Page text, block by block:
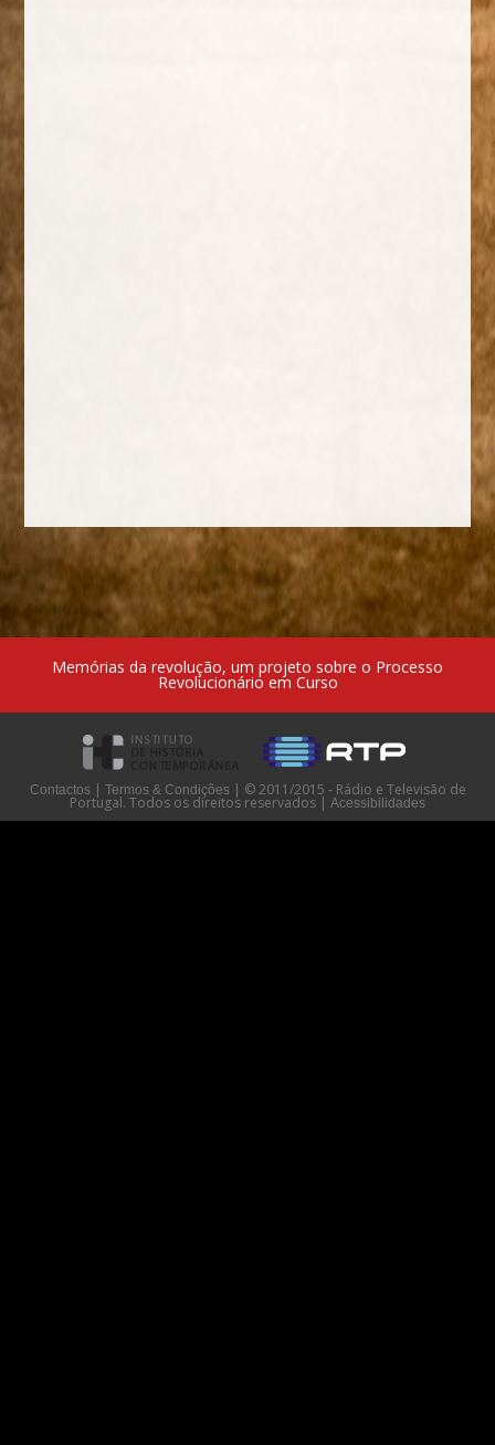
Memórias da revolução, um projeto sobre o Processo
Revolucionário em Curso
Contactos | Termos & Condições | © 2011/2015 - Rádio e Televisão de
Portugal. Todos os direitos reservados | Acessibilidades